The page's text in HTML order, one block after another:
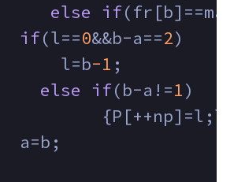
else if
if(l==0&&b-a==2)
l=b
-1 ;
else if(b-a!=1)
a=b;